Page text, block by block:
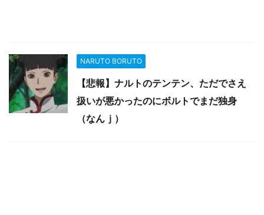
NARUTO BORUTO
【悲報】ナルトのテンテン、ただでさえ
扱いが悪かったのにボルトでまだ独身
（なんｊ）